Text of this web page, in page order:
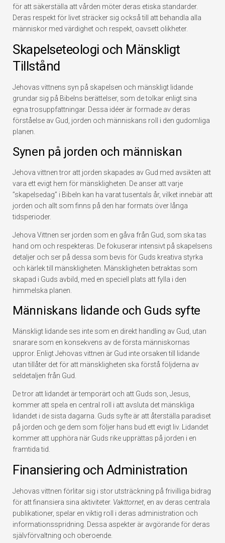
för att säkerställa att vården möter deras etiska standarder.
Deras respekt för livet sträcker sig också till att behandla alla
människor med värdighet och respekt, oavsett olikheter.
Skapelseteologi och Mänskligt
Tillstånd
Jehovas vittnens syn på skapelsen och mänskligt lidande
grundar sig på Bibelns berättelser, som de tolkar enligt sina
egna trosuppfattningar. Dessa idéer är formade av deras
förståelse av Gud, jorden och människans roll i den gudomliga
planen.
Synen på jorden och människan
Jehova vittnen tror att jorden skapades av Gud med avsikten att
vara ett evigt hem för mänskligheten. De anser att varje
”skapelsedag” i Bibeln kan ha varat tusentals år, vilket innebär att
jorden och allt som finns på den har formats över långa
tidsperioder.
Jehova Vittnen ser jorden som en gåva från Gud, som ska tas
hand om och respekteras. De fokuserar intensivt på skapelsens
detaljer och ser på dessa som bevis för Guds kreativa styrka
och kärlek till mänskligheten. Mänskligheten betraktas som
skapad i Guds avbild, med en speciell plats att fylla i den
himmelska planen.
Människans lidande och Guds syfte
Mänskligt lidande ses inte som en direkt handling av Gud, utan
snarare som en konsekvens av de första människornas
uppror. Enligt Jehovas vittnen är Gud inte orsaken till lidande
utan tillåter det för att mänskligheten ska förstå följderna av
seldetaljen från Gud.
De tror att lidandet är temporärt och att Guds son, Jesus,
kommer att spela en central roll i att avsluta det mänskliga
lidandet i de sista dagarna. Guds syfte är att återställa paradiset
på jorden och ge dem som följer hans bud ett evigt liv. Lidandet
kommer att upphöra när Guds rike upprättas på jorden i en
framtida tid.
Finansiering och Administration
Jehovas vittnen förlitar sig i stor utsträckning på frivilliga bidrag
för att finansiera sina aktiviteter. Vakttornet, en av deras centrala
publikationer, spelar en viktig roll i deras administration och
informationsspridning. Dessa aspekter är avgörande för deras
självförvaltning och oberoende.